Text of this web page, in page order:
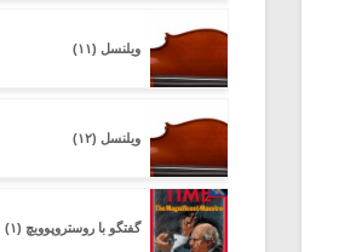
ویلنسل (۱۱)
ویلنسل (۱۲)
گفتگو با روستروپوویچ (۱)